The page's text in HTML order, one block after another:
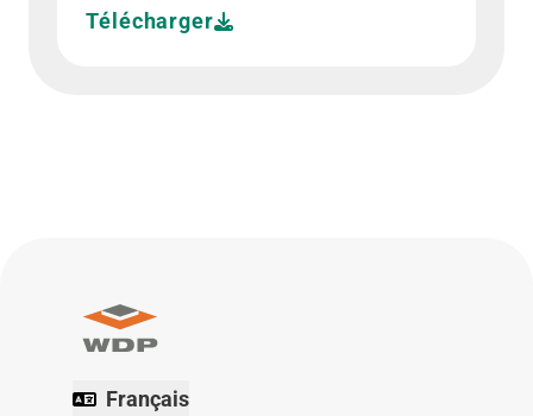
Télécharger
Français